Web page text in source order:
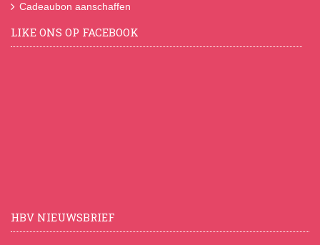
Cadeaubon aanschaffen
LIKE ONS OP FACEBOOK
HBV NIEUWSBRIEF